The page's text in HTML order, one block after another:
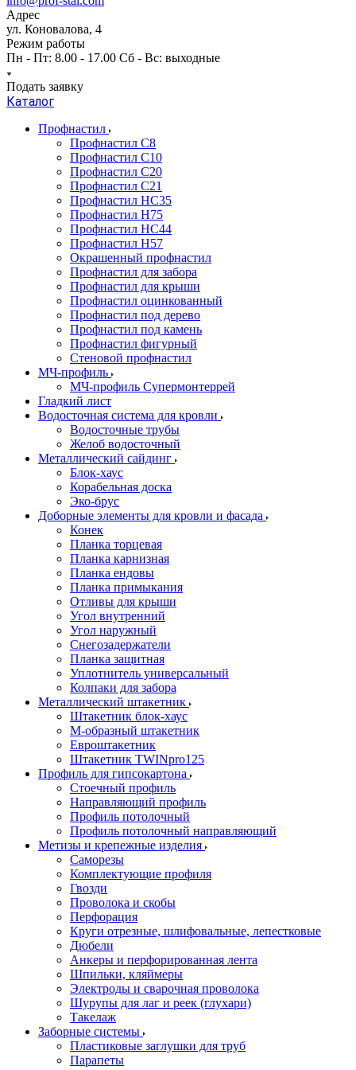
Адрес
ул. Коновалова, 4
Режим работы
Пн - Пт: 8.00 - 17.00 Сб - Вс: выходные
Подать заявку
Каталог
Профнастил
Профнастил С8
Профнастил С10
Профнастил С20
Профнастил С21
Профнастил НС35
Профнастил Н75
Профнастил HC44
Профнастил Н57
Окрашенный профнастил
Профнастил для забора
Профнастил для крыши
Профнастил оцинкованный
Профнастил под дерево
Профнастил под камень
Профнастил фигурный
Стеновой профнастил
МЧ-профиль
МЧ-профиль Супермонтеррей
Гладкий лист
Водосточная система для кровли
Водосточные трубы
Желоб водосточный
Металлический сайдинг
Блок-хаус
Корабельная доска
Эко-брус
Доборные элементы для кровли и фасада
Конек
Планка торцевая
Планка карнизная
Планка ендовы
Планка примыкания
Отливы для крыши
Угол внутренний
Угол наружный
Снегозадержатели
Планка защитная
Уплотнитель универсальный
Колпаки для забора
Металлический штакетник
Штакетник блок-хаус
М-образный штакетник
Евроштакетник
Штакетник TWINpro125
Профиль для гипсокартона
Стоечный профиль
Направляющий профиль
Профиль потолочный
Профиль потолочный направляющий
Метизы и крепежные изделия
Саморезы
Комплектующие профиля
Гвозди
Проволока и скобы
Перфорация
Круги отрезные, шлифовальные, лепестковые
Дюбели
Анкеры и перфорированная лента
Шпильки, кляймеры
Электроды и сварочная проволока
Шурупы для лаг и реек (глухари)
Такелаж
Заборные системы
Пластиковые заглушки для труб
Парапеты